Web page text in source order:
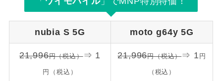
nubia S 5G moto g64y 5G
21,996円（税込）⇒ 1
円（税込）
21,996円（税込）⇒ 1 円
（税込）